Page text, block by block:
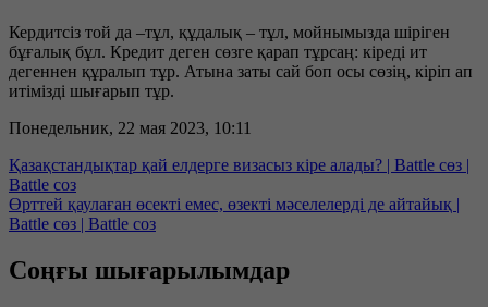
Кердитсіз той да –тұл, құдалық – тұл, мойнымызда шіріген
бұғалық бұл. Кредит деген сөзге қарап тұрсаң: кіреді ит
дегеннен құралып тұр. Атына заты сай боп осы сөзің, кіріп ап
итімізді шығарып тұр.
Понедельник, 22 мая 2023, 10:11
Қазақстандықтар қай елдерге визасыз кіре алады? | Battle сөз |
Battle соз
Өрттей қаулаған өсекті емес, өзекті мәселелерді де айтайық |
Battle сөз | Battle соз
Соңғы шығарылымдар